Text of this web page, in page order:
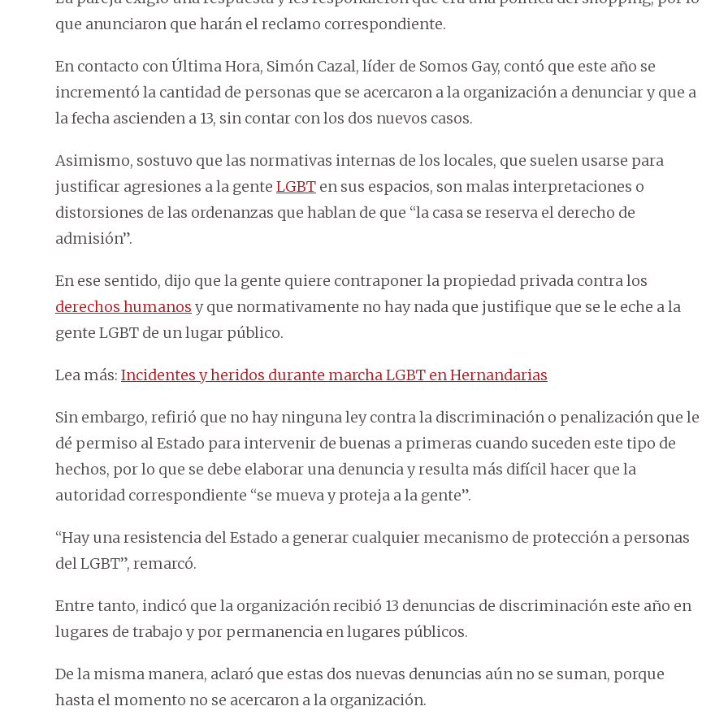
que anunciaron que harán el reclamo correspondiente.
En contacto con Última Hora, Simón Cazal, líder de Somos Gay, contó que este año se
incrementó la cantidad de personas que se acercaron a la organización a denunciar y que a
la fecha ascienden a 13, sin contar con los dos nuevos casos.
Asimismo, sostuvo que las normativas internas de los locales, que suelen usarse para
justificar agresiones a la gente LGBT en sus espacios, son malas interpretaciones o
distorsiones de las ordenanzas que hablan de que “la casa se reserva el derecho de
admisión”.
En ese sentido, dijo que la gente quiere contraponer la propiedad privada contra los
derechos humanos y que normativamente no hay nada que justifique que se le eche a la
gente LGBT de un lugar público.
Lea más: Incidentes y heridos durante marcha LGBT en Hernandarias
Sin embargo, refirió que no hay ninguna ley contra la discriminación o penalización que le
dé permiso al Estado para intervenir de buenas a primeras cuando suceden este tipo de
hechos, por lo que se debe elaborar una denuncia y resulta más difícil hacer que la
autoridad correspondiente “se mueva y proteja a la gente”.
“Hay una resistencia del Estado a generar cualquier mecanismo de protección a personas
del LGBT”, remarcó.
Entre tanto, indicó que la organización recibió 13 denuncias de discriminación este año en
lugares de trabajo y por permanencia en lugares públicos.
De la misma manera, aclaró que estas dos nuevas denuncias aún no se suman, porque
hasta el momento no se acercaron a la organización.